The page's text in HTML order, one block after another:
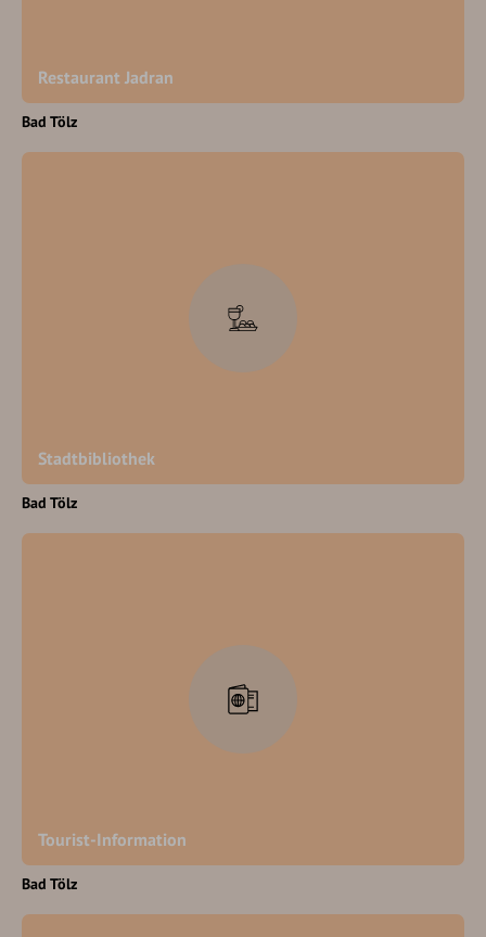
Restaurant Jadran
Bad Tölz
Stadtbibliothek
Bad Tölz
Tourist-Information
Bad Tölz